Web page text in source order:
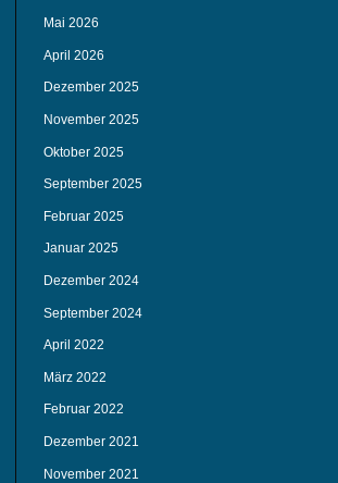
Mai 2026
April 2026
Dezember 2025
November 2025
Oktober 2025
September 2025
Februar 2025
Januar 2025
Dezember 2024
September 2024
April 2022
März 2022
Februar 2022
Dezember 2021
November 2021